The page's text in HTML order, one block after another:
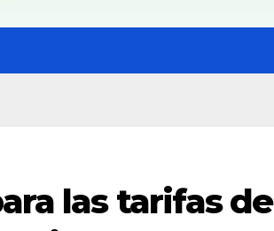
las tarifas de